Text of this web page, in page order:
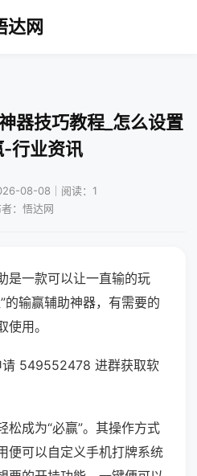
达网
器技巧教程_怎么设置
-行业资讯
08-08｜阅读：1
：悟达网
是一款可以让一直输的玩
的输赢辅助神器，有需要的
用。
请 549552478 进群获取软
松成为“必赢”。其操作方式
便可以自定义手机打牌系统